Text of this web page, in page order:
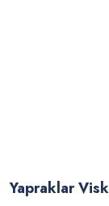
Yapraklar